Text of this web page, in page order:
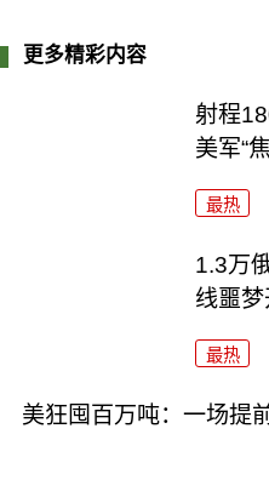
更多精彩内容
射程
美军“
最热
1.3万
线噩
最热
美狂囤百万吨：一场提